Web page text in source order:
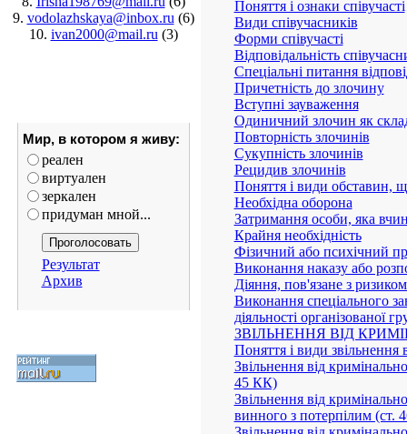
9. vodolazhskaya@inbox.ru (6)
10. ivan2000@mail.ru (3)
Мир, в котором я живу:
реален
виртуален
зеркален
придуман мной...
Результат
Архив
Поняття і ознаки співучасті
Види співучасників
Форми співучасті
Відповідальність
Спеціальні питання
Причетність до злочину
Вступні зауваження
Одиничний злочин як
Повторність злочинів
Сукупність злочинів
Рецидив злочинів
Поняття і види обставин,
Необхідна оборона
Затримання особи, яка
Крайня необхідність
Фізичний або психічний
Виконання наказу або
Діяння, пов'язане з
Виконання спеціального
діяльності організованої
ЗВІЛЬНЕННЯ ВІД
Поняття і види звільнення
Звільнення від
45 КК)
Звільнення від
винного з потерпілим (ст.